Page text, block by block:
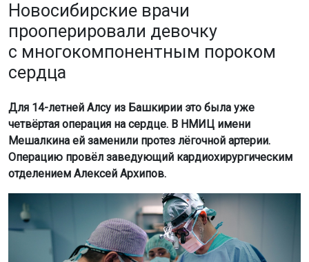
Новосибирские врачи
прооперировали девочку
с многокомпонентным пороком
сердца
Для 14-летней Алсу из Башкирии это была уже
четвёртая операция на сердце. В НМИЦ имени
Мешалкина ей заменили протез лёгочной артерии.
Операцию провёл заведующий кардиохирургическим
отделением Алексей Архипов.